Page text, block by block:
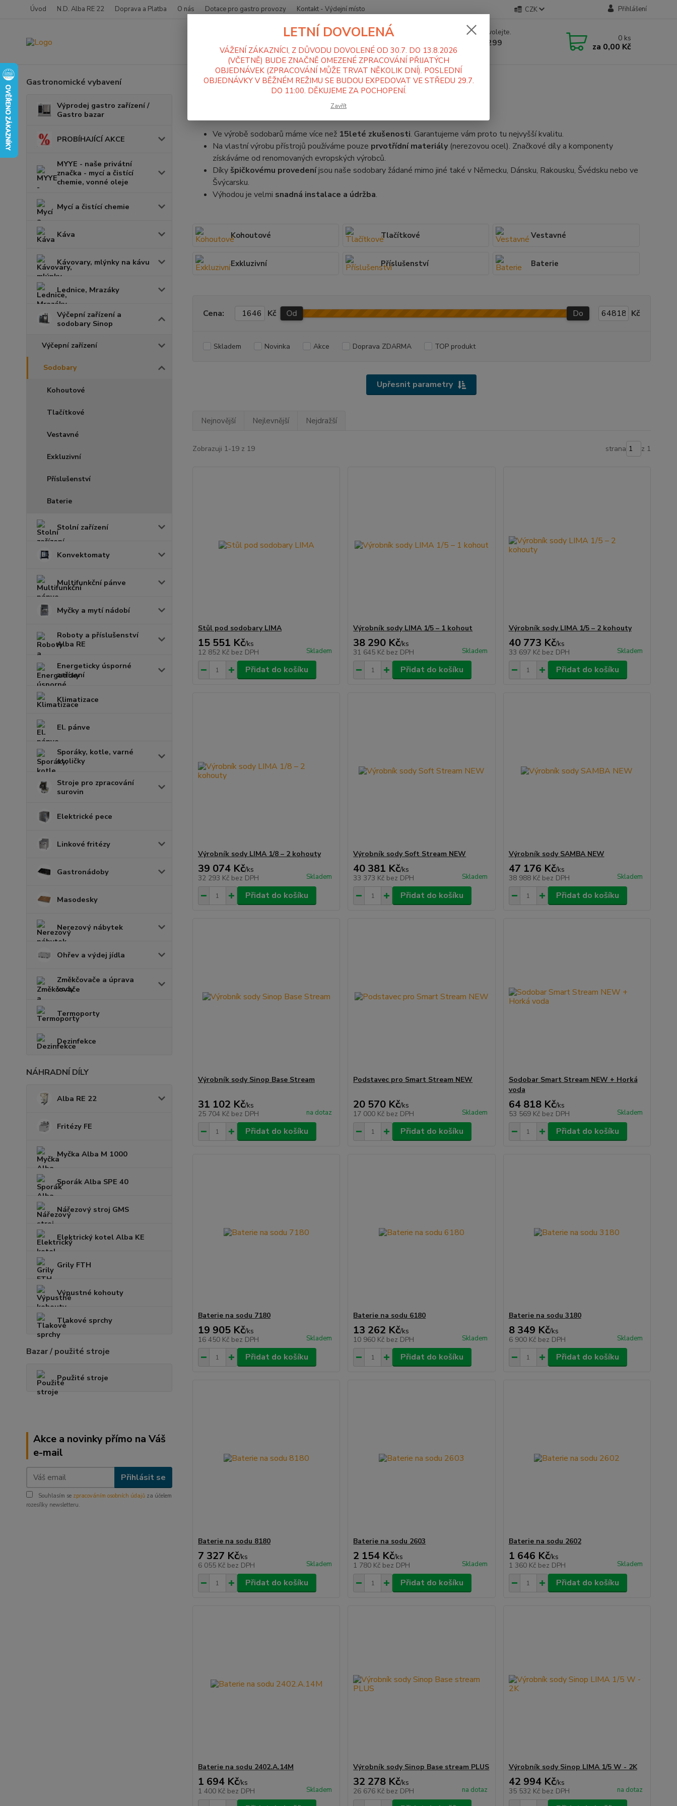
Úvod N.D. Alba RE 22 Doprava a Platba O nás Dotace pro gastro provozy Kontakt - Výdejní místo CZK Přihlášení
Nevíte si rady? Zavolejte.
+420 519 411 299
Po-Pá 7-16 hod
0 ks
za 0,00 Kč
Gastronomické vybavení
Výprodej gastro zařízení /
Gastro bazar
PROBÍHAJÍCÍ AKCE
MYYE - naše privátní
značka - mycí a čistící
chemie, vonné oleje
Mycí a čistící chemie
Káva
Kávovary, mlýnky na kávu
Lednice, Mrazáky
Výčepní zařízení a
sodobary Sinop
Výčepní zařízení
Sodobary
Kohoutové
Tlačítkové
Vestavné
Exkluzivní
Příslušenství
Baterie
Stolní zařízení
Konvektomaty
Multifunkční pánve
Myčky a mytí nádobí
Roboty a příslušenství
Alba RE
Energeticky úsporné
zařízení
Klimatizace
El. pánve
Sporáky, kotle, varné
stoličky
Stroje pro zpracování
surovin
Elektrické pece
Linkové fritézy
Gastronádoby
Masodesky
Nerezový nábytek
Ohřev a výdej jídla
Změkčovače a úprava
vody
Termoporty
Dezinfekce
NÁHRADNÍ DÍLY
Alba RE 22
Fritézy FE
Myčka Alba M 1000
Sporák Alba SPE 40
Nářezový stroj GMS
Elektrický kotel Alba KE
Grily FTH
Výpustné kohouty
Tlakové sprchy
Bazar / použité stroje
Použité stroje
Akce a novinky přímo na Váš
e-mail
Přihlásit se
Souhlasím se zpracováním osobních údajů za účelem
rozesílky newsletteru.
Úvod Výčepní zařízení a sodobary Sinop Sodobary
Ve výrobě sodobarů máme více než 15leté zkušenosti. Garantujeme vám proto tu nejvyšší kvalitu.
Na vlastní výrobu přístrojů používáme pouze prvotřídní materiály(nerezovou ocel). Značkové díly a komponenty
získáváme od renomovaných evropských výrobců.
Díky špičkovému provedeníjsou naše sodobary žádané mimo jiné také v Německu, Dánsku, Rakousku, Švédsku nebo ve
Švýcarsku.
Výhodou je velmi snadná instalace a údržba.
Kohoutové Tlačítkové Vestavné
Exkluzivní Příslušenství Baterie
Upřesnit parametry
Cena: Kč Od Do Kč
Skladem Novinka Akce Doprava ZDARMA TOP produkt
Nejnovější Nejlevnější Nejdražší
Zobrazuji 1-19 z 19 strana z 1
Stůl pod sodobary LIMA
15 551 Kč/ks
12 852 Kč bez DPH Skladem
Přidat do košíku
Výrobník sody LIMA 1/5 – 1 kohout
38 290 Kč/ks
31 645 Kč bez DPH Skladem
Přidat do košíku
Výrobník sody LIMA 1/5 – 2 kohouty
40 773 Kč/ks
33 697 Kč bez DPH Skladem
Přidat do košíku
Výrobník sody LIMA 1/8 – 2 kohouty
39 074 Kč/ks
32 293 Kč bez DPH Skladem
Přidat do košíku
Výrobník sody Soft Stream NEW
40 381 Kč/ks
33 373 Kč bez DPH Skladem
Přidat do košíku
Výrobník sody SAMBA NEW
47 176 Kč/ks
38 988 Kč bez DPH Skladem
Přidat do košíku
Výrobník sody Sinop Base Stream
31 102 Kč/ks
25 704 Kč bez DPH na dotaz
Přidat do košíku
Podstavec pro Smart Stream NEW
20 570 Kč/ks
17 000 Kč bez DPH Skladem
Přidat do košíku
Sodobar Smart Stream NEW + Horká
voda
64 818 Kč/ks
53 569 Kč bez DPH Skladem
Přidat do košíku
Baterie na sodu 7180
19 905 Kč/ks
16 450 Kč bez DPH Skladem
Přidat do košíku
Baterie na sodu 6180
13 262 Kč/ks
10 960 Kč bez DPH Skladem
Přidat do košíku
Baterie na sodu 3180
8 349 Kč/ks
6 900 Kč bez DPH Skladem
Přidat do košíku
Baterie na sodu 8180
7 327 Kč/ks
6 055 Kč bez DPH Skladem
Přidat do košíku
Baterie na sodu 2603
2 154 Kč/ks
1 780 Kč bez DPH Skladem
Přidat do košíku
Baterie na sodu 2602
1 646 Kč/ks
1 360 Kč bez DPH Skladem
Přidat do košíku
Baterie na sodu 2402.A.14M
1 694 Kč/ks
1 400 Kč bez DPH Skladem
Výrobník sody Sinop Base stream PLUS
32 278 Kč/ks
26 676 Kč bez DPH na dotaz
Výrobník sody Sinop LIMA 1/5 W - 2K
42 994 Kč/ks
35 532 Kč bez DPH na dotaz
LETNÍ DOVOLENÁ
VÁŽENÍ ZÁKAZNÍCI, Z DŮVODU DOVOLENÉ OD 30.7. DO 13.8.2026
(VČETNĚ) BUDE ZNAČNĚ OMEZENÉ ZPRACOVÁNÍ PŘIJATÝCH
OBJEDNÁVEK (ZPRACOVÁNÍ MŮŽE TRVAT NĚKOLIK DNÍ). POSLEDNÍ
OBJEDNÁVKY V BĚŽNÉM REŽIMU SE BUDOU EXPEDOVAT VE STŘEDU 29.7.
DO 11:00. DĚKUJEME ZA POCHOPENÍ.
Zavřít